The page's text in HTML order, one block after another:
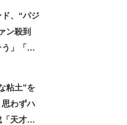
、“パジ
ン殺到
」「も
粘土”を
わずハ
天才で